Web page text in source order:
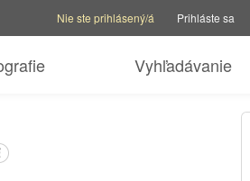
Nie ste prihlásený/á Prihláste sa
Vyhľadávanie